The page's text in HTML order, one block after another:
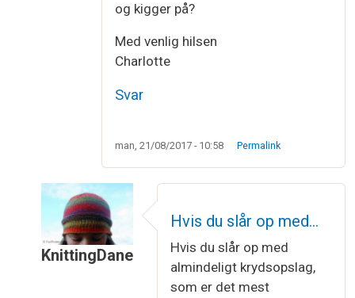
og kigger på?
Med venlig hilsen
Charlotte
Svar
man, 21/08/2017 - 10:58 Permalink
KnittingDane
Retside og vrangsideafCharlotte
Hvis du slår op med…
Hvis du slår op med
almindeligt krydsopslag,
som er det mest